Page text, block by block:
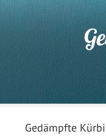
Gedämpfte